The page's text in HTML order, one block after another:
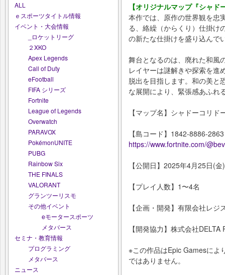
ALL
ｅスポーツタイトル情報
イベント・大会情報
_ロケットリーグ
２XKO
Apex Legends
Call of Duty
eFootball
FIFA シリーズ
Fortnite
League of Legends
Overwatch
PARAVOX
PokémonUNITE
PUBG
Rainbow Six
THE FINALS
VALORANT
グランツーリスモ
その他イベント
eモータースポーツ
メタバース
セミナ・教育情報
プログラミング
メタバース
ニュース
【オリジナルマップ『シャ
本作では、原作の世界観を忠
る、絡繰（からくり）仕掛け
の新たな仕掛けを盛り込んで
舞台となるのは、廃れた和風
レイヤーは謎解きや探索を進
脱出を目指します。和の美と
な展開により、緊張感あふれ
【マップ名】シャドーコリ
【島コード】1842-8886-2863
https://www.fortnite.com/
【公開日】2025年4月25日(
【プレイ人数】1〜4名
【企画・開発】有限会社レジ
【開発協力】株式会社DELTA
※この作品はEpic Gamesによ
ではありません。